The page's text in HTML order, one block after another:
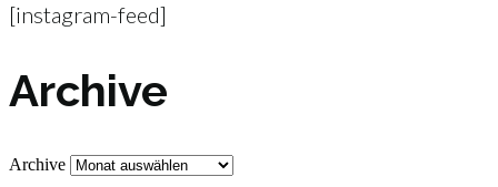
[instagram-feed]
Archive
Archive